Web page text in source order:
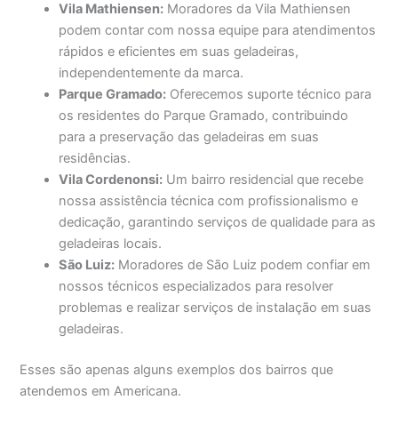
Vila Mathiensen: Moradores da Vila Mathiensen
podem contar com nossa equipe para atendimentos
rápidos e eficientes em suas geladeiras,
independentemente da marca.
Parque Gramado: Oferecemos suporte técnico para
os residentes do Parque Gramado, contribuindo
para a preservação das geladeiras em suas
residências.
Vila Cordenonsi: Um bairro residencial que recebe
nossa assistência técnica com profissionalismo e
dedicação, garantindo serviços de qualidade para as
geladeiras locais.
São Luiz: Moradores de São Luiz podem confiar em
nossos técnicos especializados para resolver
problemas e realizar serviços de instalação em suas
geladeiras.
Esses são apenas alguns exemplos dos bairros que
atendemos em Americana.